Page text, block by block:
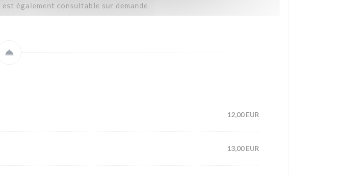
également consultable sur demande
12,00 EUR
13,00 EUR